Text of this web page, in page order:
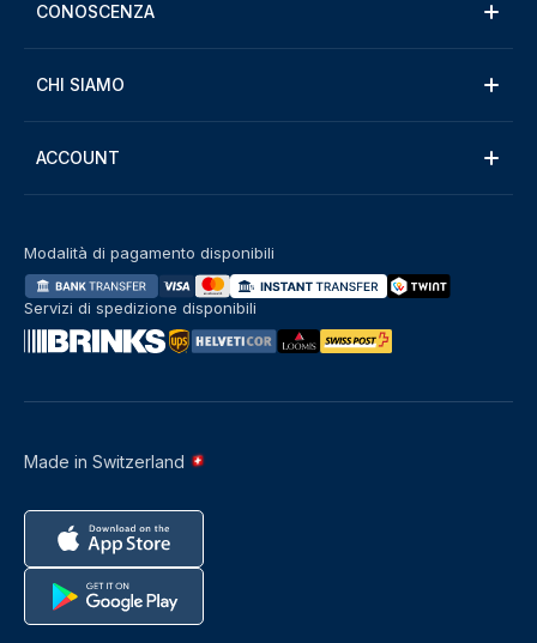
CONOSCENZA
CHI SIAMO
ACCOUNT
Made in Switzerland
Modalità di pagamento disponibili
Servizi di spedizione disponibili